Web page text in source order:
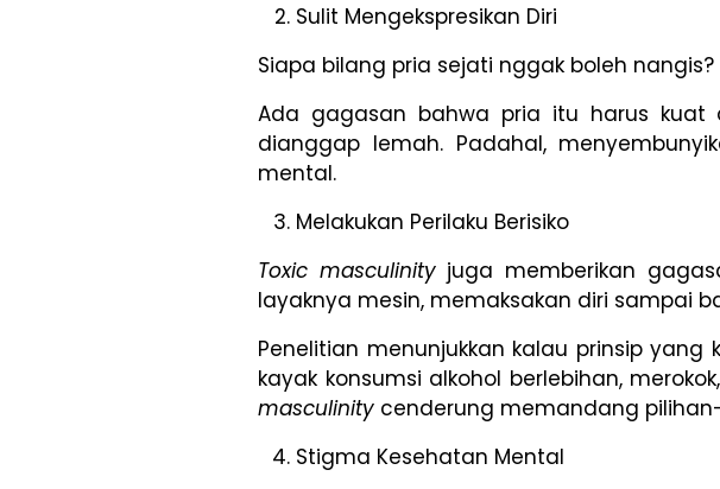
Sulit Mengekspresikan Diri
Siapa bilang pria sejati nggak boleh
Ada gagasan bahwa pria itu harus kuat
dianggap lemah. Padahal,
mental.
Melakukan Perilaku Berisiko
Toxic masculinityjuga memberikan
layaknya mesin, memaksakan diri sampai
Penelitian menunjukkan kalau prinsip
kayak konsumsi alkohol berlebihan,
masculinity cenderung memandang
Stigma Kesehatan Mental